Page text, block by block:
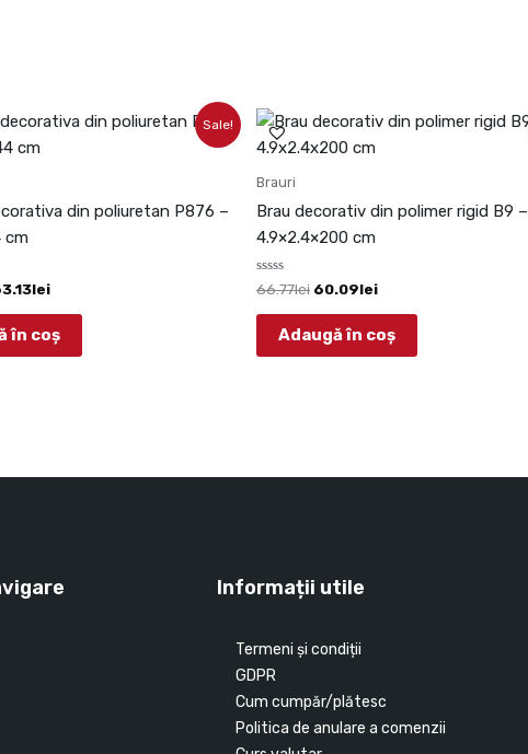
Sale!
din poliuretan P876 –
cm
lei
Prețul
în coș
Brauri
Brau decorativ din polimer rigid B9 –
4.9×2.4×200 cm
Evaluat
la
0
66.77lei
Prețul
a
60.09lei
Prețul
curent
Adaugă în coș
Informații utile
Termeni și condiții
GDPR
Cum cumpăr/plătesc
Politica de anulare a comenzii